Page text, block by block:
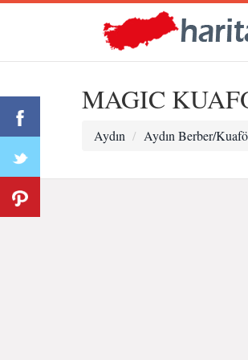
MAGIC
Aydın Aydın Berber/